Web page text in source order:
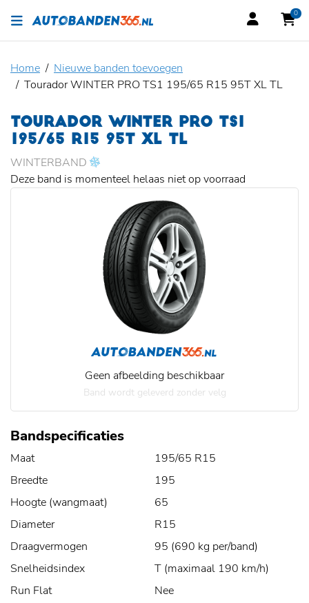
0
Home
Nieuwe banden toevoegen
Tourador WINTER PRO TS1 195/65 R15 95T XL TL
TOURADOR WINTER PRO TS1
195/65 R15 95T XL TL
WINTERBAND
Deze band is momenteel helaas niet op voorraad
Geen afbeelding beschikbaar
Band wordt geleverd zonder velg
Bandspecificaties
Maat
195/65 R15
Breedte
195
Hoogte (wangmaat)
65
Diameter
R15
Draagvermogen
95 (690 kg per/band)
Snelheidsindex
T (maximaal 190 km/h)
Run Flat
Nee